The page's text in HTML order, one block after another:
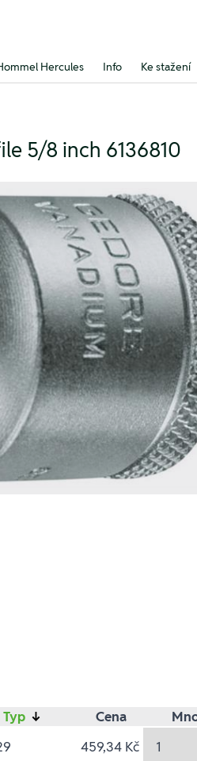
Hercules Info Ke stažení
5/8 inch 6136810
Typ ↓ Cena
459,34 Kč